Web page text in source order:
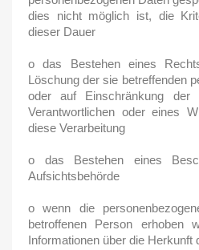
dies nicht möglich ist, die
dieser Dauer
o das Bestehen eines
Löschung der sie betreffenden
oder auf Einschränkung der
Verantwortlichen oder eines
diese Verarbeitung
o das Bestehen eines
Aufsichtsbehörde
o wenn die
betroffenen Person erhoben
Informationen über die Herkunft